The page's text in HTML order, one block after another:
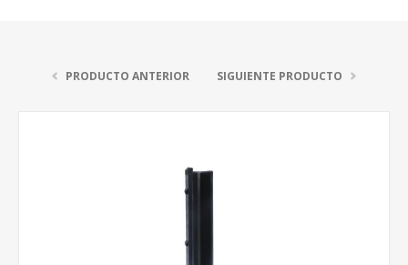
PRODUCTO ANTERIOR SIGUIENTE PRODUCTO